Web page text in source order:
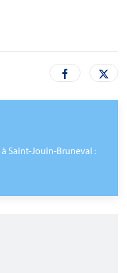
Saint-Jouin-Bruneval :